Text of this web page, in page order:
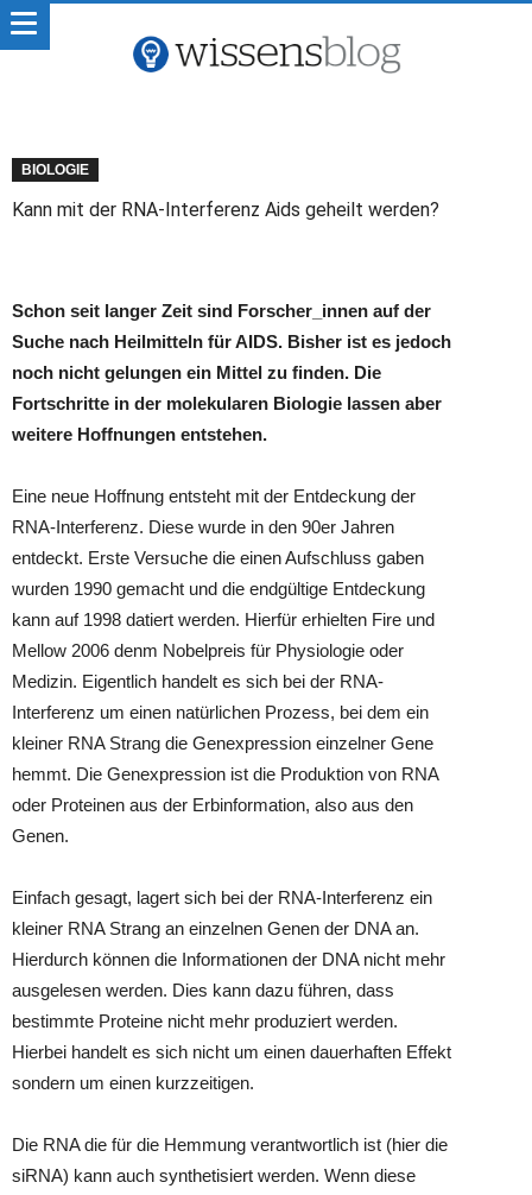
BIOLOGIE
Kann mit der RNA-Interferenz Aids geheilt werden?
Schon seit langer Zeit sind Forscher_innen auf der
Suche nach Heilmitteln für AIDS. Bisher ist es jedoch
noch nicht gelungen ein Mittel zu finden. Die
Fortschritte in der molekularen Biologie lassen aber
weitere Hoffnungen entstehen.
Eine neue Hoffnung entsteht mit der Entdeckung der
RNA-Interferenz. Diese wurde in den 90er Jahren
entdeckt. Erste Versuche die einen Aufschluss gaben
wurden 1990 gemacht und die endgültige Entdeckung
kann auf 1998 datiert werden. Hierfür erhielten Fire und
Mellow 2006 denm Nobelpreis für Physiologie oder
Medizin. Eigentlich handelt es sich bei der RNA-
Interferenz um einen natürlichen Prozess, bei dem ein
kleiner RNA Strang die Genexpression einzelner Gene
hemmt. Die Genexpression ist die Produktion von RNA
oder Proteinen aus der Erbinformation, also aus den
Genen.
Einfach gesagt, lagert sich bei der RNA-Interferenz ein
kleiner RNA Strang an einzelnen Genen der DNA an.
Hierdurch können die Informationen der DNA nicht mehr
ausgelesen werden. Dies kann dazu führen, dass
bestimmte Proteine nicht mehr produziert werden.
Hierbei handelt es sich nicht um einen dauerhaften Effekt
sondern um einen kurzzeitigen.
Die RNA die für die Hemmung verantwortlich ist (hier die
siRNA) kann auch synthetisiert werden. Wenn diese